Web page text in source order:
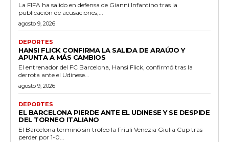
La FIFA ha salido en defensa de Gianni Infantino tras la
publicación de acusaciones,...
agosto 9, 2026
DEPORTES
HANSI FLICK CONFIRMA LA SALIDA DE ARAÚJO Y
APUNTA A MÁS CAMBIOS
El entrenador del FC Barcelona, Hansi Flick, confirmó tras la
derrota ante el Udinese...
agosto 9, 2026
DEPORTES
EL BARCELONA PIERDE ANTE EL UDINESE Y SE DESPIDE
DEL TORNEO ITALIANO
El Barcelona terminó sin trofeo la Friuli Venezia Giulia Cup tras
perder por 1-0...